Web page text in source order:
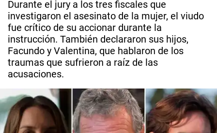
Durante el jury a los tres fiscales que
investigaron el asesinato de la mujer, el viudo
fue crítico de su accionar durante la
instrucción. También declararon sus hijos,
Facundo y Valentina, que hablaron de los
traumas que sufrieron a raíz de las
acusaciones.